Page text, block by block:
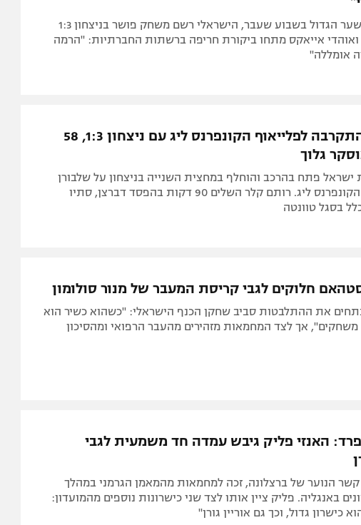
אחרי השלושער הגדול בשבוע שעבר, הישראלי רשם משחק פושר בניצחון 1:3
ואוהדי אייאקס מתחו ביקורת חריפה ברשתות החברתיות: "הרמה
אומללה"
אייאקס התקרבה לפלייאוף הקונפרנס ליג עם ניצחון 1:3, 58
גלוך
ישראל פתח בהרכב והוחלף במחצית השנייה בניצחון על שלבורן
במוקדמות הקונפרנס ליג. רותם קלר השלים 90 דקות בהפסד דברצן, סתיו
בסגל טוונטה
חלוקים לגבי קריסת המעבר של מנור סולומון
את ההתלבטות סביב שחקן הכנף הישראלי: "כשהוא כשיר הוא
משחקים", אך לצד המחמאות מזהירים מהעבר הרפואי ומהסיכון
האנזי פליק גיבש עמדה חד משמעית לגבי
קשר הנוער של ברצלונה, זכה למחמאות מהמאמן הגרמני במהלך
באנגליה. פליק ציין אותו לצד שני כישרונות נוספים מהמועדון:
כישרון גדול, וכך גם אוריין גורן"